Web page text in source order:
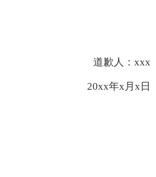
道歉人：xxx
20xx年x月x日